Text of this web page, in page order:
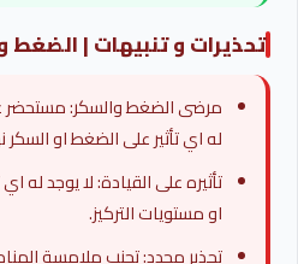
تحذيرات و تنبيهات | الضغط
مرضى الضغط والسكر:
له اي تأثير على الضغط او السكر
تأثيره على القيادة: لا يوجد له
او مستويات التركيز.
تحذير محدد: تجنب ملامسة